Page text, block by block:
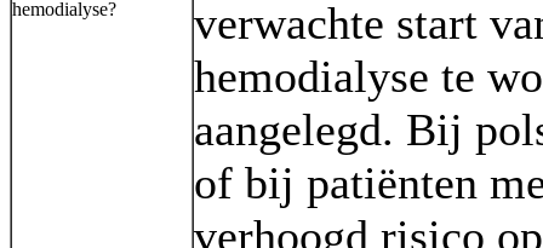
hemodialyse?
verwachte start
hemodialyse te
aangelegd. Bij
of bij patiënten
verhoogd risico